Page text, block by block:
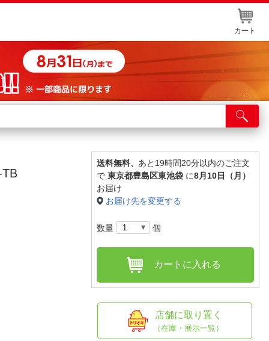
カート
舗サービス
ト取り置き
情報・店舗一覧
送料無料、 あと19時間20分以内のご注文
で 東京都豊島区東池袋 に8月10日（月）
お届け
お届け先を変更する
数量 個
カートに入れる
店舗に取り置く
（在庫・展示一覧）